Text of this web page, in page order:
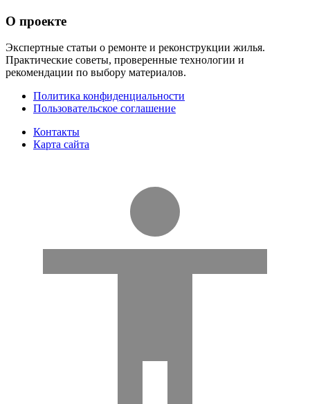
О проекте
Экспертные статьи о ремонте и реконструкции жилья.
Практические советы, проверенные технологии и
рекомендации по выбору материалов.
Политика конфиденциальности
Пользовательское соглашение
Контакты
Карта сайта